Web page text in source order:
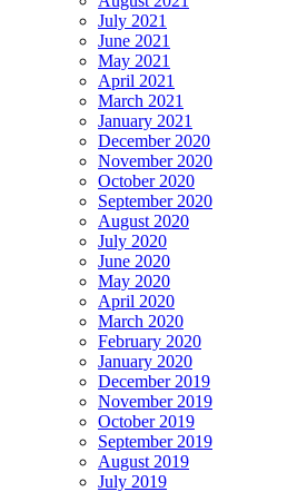
July 2021
June 2021
May 2021
April 2021
March 2021
January 2021
December 2020
November 2020
October 2020
September 2020
August 2020
July 2020
June 2020
May 2020
April 2020
March 2020
February 2020
January 2020
December 2019
November 2019
October 2019
September 2019
August 2019
July 2019